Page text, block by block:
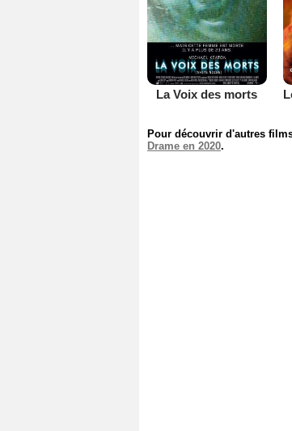
La Voix des morts
Pour découvrir d'autres
Drame en 2020.